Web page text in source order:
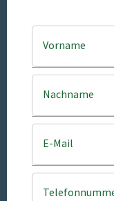
Vorname
Nachname
E-Mail